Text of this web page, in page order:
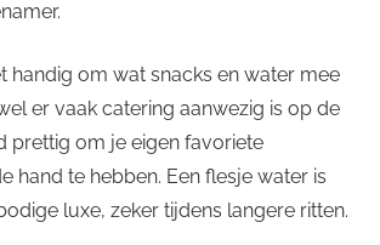
handig om wat snacks en water mee
er vaak catering aanwezig is op de
prettig om je eigen favoriete
hand te hebben. Een flesje water is
luxe, zeker tijdens langere ritten.